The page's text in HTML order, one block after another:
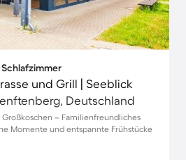
Schlafzimmer
und Grill | Seeblick
Deutschland
– Familienfreundliches
Momente und entspannte Frühstücke